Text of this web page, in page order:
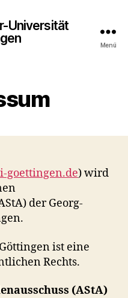
Universität
Menü
goettingen.de) wird
der Georg-
ist eine
Rechts.
(AStA)